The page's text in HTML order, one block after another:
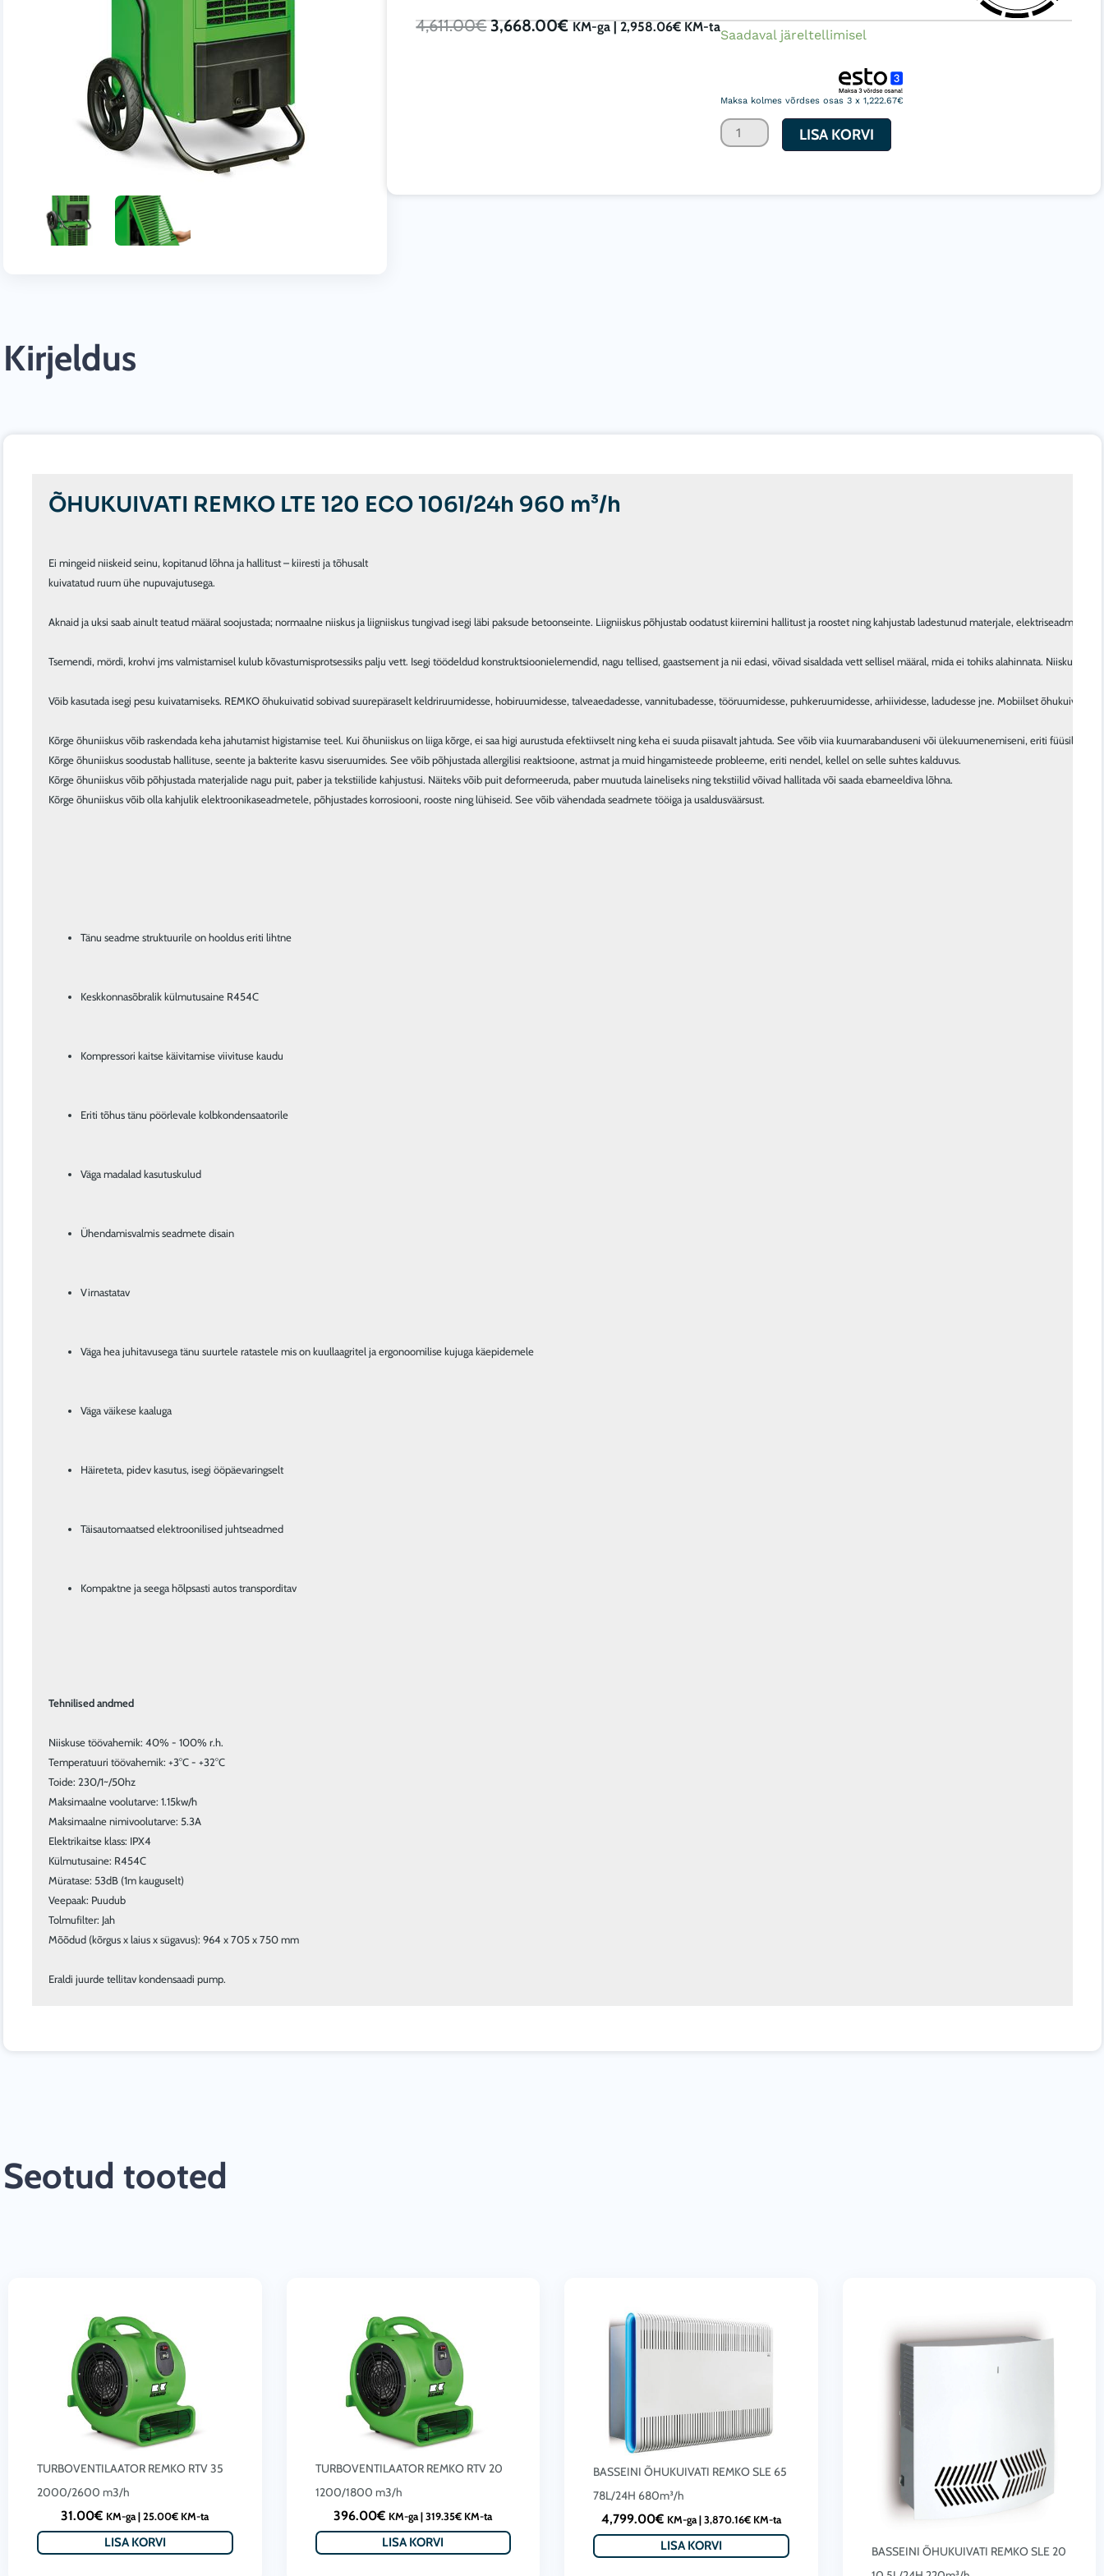
4,611.00€Algne
hind
oli:4,611.00€.
3,668.00€Current
price
is:3,668.00€.
KM-ga | 2,958.06€ KM-ta
Saadaval järeltellimisel
Maksa kolmes võrdses osas 3 x 1,222.67€
ÕHUKUIVATI
120
ECO
LISA KORVI
Kirjeldus
ÕHUKUIVATI REMKO LTE 120 ECO 106l/24h 960 m³/h
Ei mingeid niiskeid seinu, kopitanud lõhna ja hallitust – kiiresti ja tõhusalt
kuivatatud ruum ühe nupuvajutusega.
Aknaid ja uksi saab ainult teatud määral soojustada; normaalne niiskus ja liigniiskus tungivad isegi läbi paksude betoonseinte. Liigniiskus põhjustab oodatust kiiremini hallitust ja roostet ning kahjustab ladestunud materjale, elektriseadmeid,
Tsemendi, mördi, krohvi jms valmistamisel kulub kõvastumisprotsessiks palju vett. Isegi töödeldud konstruktsioonielemendid, nagu tellised, gaastsement ja nii edasi, võivad sisaldada vett sellisel määral, mida ei tohiks alahinnata. Niiskuse
Võib kasutada isegi pesu kuivatamiseks. REMKO õhukuivatid sobivad suurepäraselt keldriruumidesse, hobiruumidesse, talveaedadesse, vannitubadesse, tööruumidesse, puhkeruumidesse, arhiividesse, ladudesse jne. Mobiilset õhukuivatit
Kõrge õhuniiskus võib raskendada keha jahutamist higistamise teel. Kui õhuniiskus on liiga kõrge, ei saa higi aurustuda efektiivselt ning keha ei suuda piisavalt jahtuda. See võib viia kuumarabanduseni või ülekuumenemiseni, eriti füüsilise
Kõrge õhuniiskus soodustab hallituse, seente ja bakterite kasvu siseruumides. See võib põhjustada allergilisi reaktsioone, astmat ja muid hingamisteede probleeme, eriti nendel, kellel on selle suhtes kalduvus.
Kõrge õhuniiskus võib põhjustada materjalide nagu puit, paber ja tekstiilide kahjustusi. Näiteks võib puit deformeeruda, paber muutuda laineliseks ning tekstiilid võivad hallitada või saada ebameeldiva lõhna.
Kõrge õhuniiskus võib olla kahjulik elektroonikaseadmetele, põhjustades korrosiooni, rooste ning lühiseid. See võib vähendada seadmete tööiga ja usaldusväärsust.
Tänu seadme struktuurile on hooldus eriti lihtne
Keskkonnasõbralik külmutusaine R454C
Kompressori kaitse käivitamise viivituse kaudu
Eriti tõhus tänu pöörlevale kolbkondensaatorile
Väga madalad kasutuskulud
Ühendamisvalmis seadmete disain
Virnastatav
Väga hea juhitavusega tänu suurtele ratastele mis on kuullaagritel ja ergonoomilise kujuga käepidemele
Väga väikese kaaluga
Häireteta, pidev kasutus, isegi ööpäevaringselt
Täisautomaatsed elektroonilised juhtseadmed
Kompaktne ja seega hõlpsasti autos transporditav
Tehnilised andmed
Niiskuse töövahemik: 40% - 100% r.h.
Temperatuuri töövahemik: +3°C - +32°C
Toide: 230/1~/50hz
Maksimaalne voolutarve: 1.15kw/h
Maksimaalne nimivoolutarve: 5.3A
Elektrikaitse klass: IPX4
Külmutusaine: R454C
Müratase: 53dB (1m kauguselt)
Veepaak: Puudub
Tolmufilter: Jah
Mõõdud (kõrgus x laius x sügavus): 964 x 705 x 750 mm
Eraldi juurde tellitav kondensaadi pump.
Seotud tooted
TURBOVENTILAATOR REMKO RTV 35
2000/2600 m3/h
31.00€ KM-ga |25.00€ KM-ta
LISA KORVI
TURBOVENTILAATOR REMKO RTV 20
1200/1800 m3/h
396.00€ KM-ga |319.35€ KM-ta
LISA KORVI
BASSEINI ÕHUKUIVATI REMKO SLE 65
78L/24H 680m³/h
4,799.00€ KM-ga | 3,870.16€KM-ta
LISA KORVI
BASSEINI ÕHUKUIVATI REMKO SLE 20